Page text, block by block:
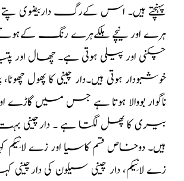
پہنچتے ہیں۔ اس کےرگ داربیضوی
ہرے اور نیچے ہلکےہرے رنگ
چکنی اور پیلی ہوتی ہے۔ چھال اور
خوشبودار ہوتی ہیں۔دار چینی کا پھول
ناگوار بووالا ہوتا ہے جس میں
بیری کا پھل لگتا ہے ۔ دارچینی
ہیں۔ دوخاص قسم کاسیا اور زے لانِیکم
زے لانِیکم، دار چینی سیلون کی